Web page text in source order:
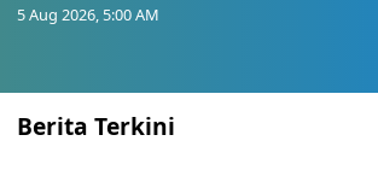
5 Aug 2026, 5:00 AM
Berita Terkini